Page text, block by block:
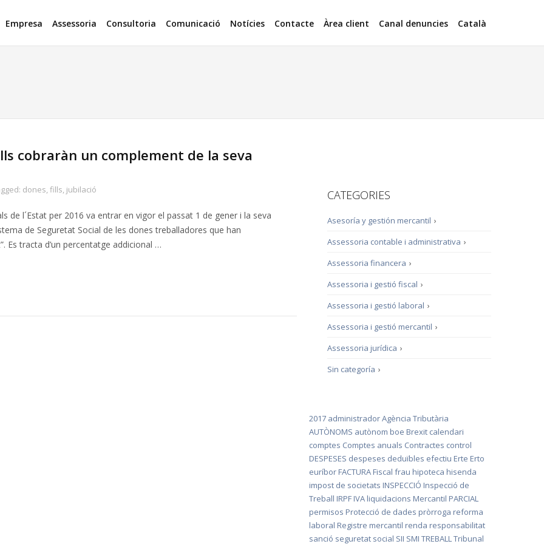
Empresa Assessoria Consultoria Comunicació Notícies Contacte Àrea client Canal denuncies Català
cobraràn un complement de la seva
dones,fills, jubilació
de l´Estat per 2016 va entrar en vigor el passat 1 de gener i la seva
de Seguretat Social de les dones treballadores que han
Es tracta d’un percentatge addicional …
CATEGORIES
›
Asesoría y gestión mercantil
›
Assessoria contable i administrativa
›
Assessoria financera
›
Assessoria i gestió fiscal
›
Assessoria i gestió laboral
›
Assessoria i gestió mercantil
›
Assessoria jurídica
›
Sin categoría
2017 administradorAgència Tributària
AUTÒNOMS autònom boe Brexit calendari
comptes Comptes anuals Contractes control
DESPESES despeses deduïbles efectiu Erte Erto
euríbor FACTURA Fiscal frau hipoteca hisenda
impost de societats INSPECCIÓ Inspecció de
Treball IRPF IVA liquidacions Mercantil PARCIAL
permisos Protecció de dades pròrroga reforma
laboral Registre mercantil renda responsabilitat
sanció seguretat social SII SMI TREBALLTribunal